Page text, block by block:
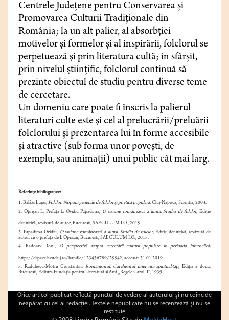
Centrele Județene pentru Conservarea și
Promovarea Culturii Tradiționale din
România; la un alt palier, al absorbției
motivelor și formelor și al inspirării, folclorul se
perpetuează și prin literatura cultă; în sfârșit,
prin nivelul științific, folclorul continuă să
prezinte obiectul de studiu pentru diverse teme
de cercetare.
Un domeniu care poate fi înscris la palierul
literaturi culte este și cel al prelucrării/preluării
folclorului și prezentarea lui în forme accesibile
și atractive (sub forma unor povești, de
exemplu, sau animații) unui public cât mai larg.
Referințe bibliografice:
1. Balázs Lajos, Folclor. Noțiuni generale de folclor și poetică populară, Cluj-Napoca, Scientia, 2003.
2. Oprișan I., Prefață la Ovidiu Papadima, O viziune românească a lumii. Studiu de folclor, Ediție
definitivă, revăzută de autor, București, SAECULUM I.O., 2015.
3. Papadima Ovidiu, O viziune românească a lumii. Studiu de folclor, Ediție definitivă, revăzută de
autor, cu o prefață de I. Oprișan, București, SAECULUM I.O., 2015.
4. Radosav Doru,
O perspectivă asupra cercetării culturii populare în perioada interbelică,
http://dspace.bcucluj.ro/handle/123456789/25542, accesat: 31.01.2019.
5. Rădulescu-Motru Constantin, Românismul. Catehismul unei noi spiritualități, Ediția a doua,
București, Editura Fundația pentru Literatură și Artă „Regele Carol II”, 1939.
Orice articol publicat reflectă punctul de vedere al autorului şi nu coincide
neapărat cu cel al redacţiei. Textele nepublicate nu se recenzează şi nu se
restituie